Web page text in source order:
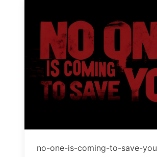
no-one-is-coming-to-save-you